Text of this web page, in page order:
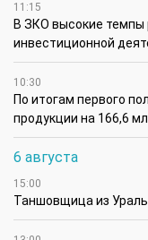
11:15
В ЗКО высокие темпы
инвестиционной
10:30
По итогам первого
продукции на 166,6
6 августа
15:00
Таншовщица из